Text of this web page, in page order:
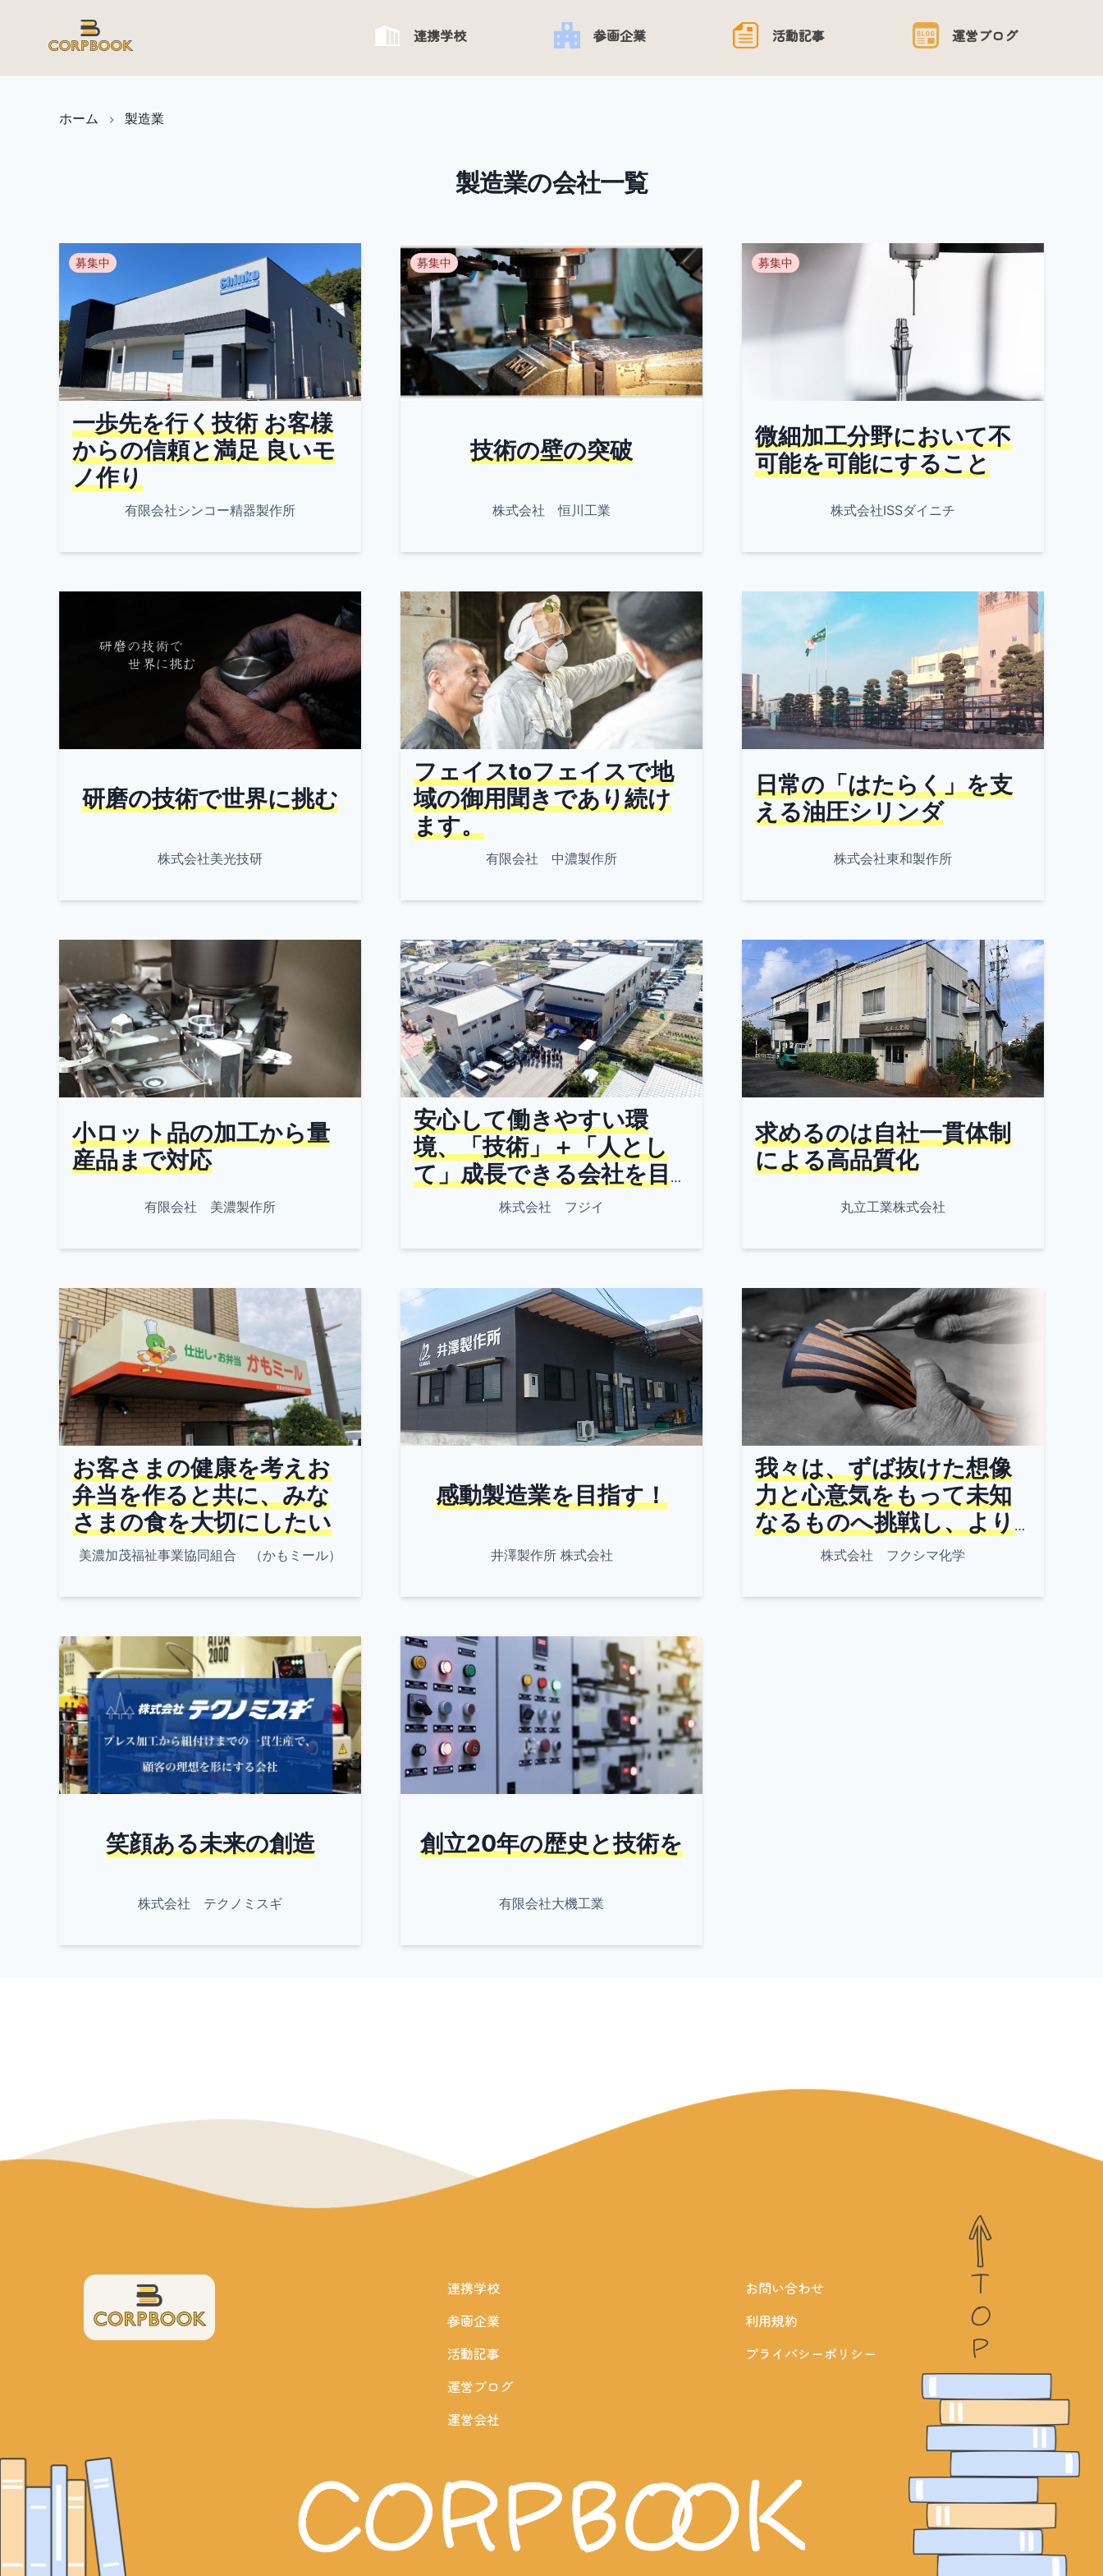
連携学校 参画企業 活動記事 運営ブログ
ホーム 製造業
製造業の会社一覧
募集中
一歩先を行く技術 お客様
からの信頼と満足 良いモ
ノ作り
有限会社シンコー精器製作所
募集中
技術の壁の突破
株式会社 恒川工業
募集中
微細加工分野において不
可能を可能にすること
株式会社ISSダイニチ
研磨の技術で世界に挑む
株式会社美光技研
フェイスtoフェイスで地
域の御用聞きであり続け
ます。
有限会社 中濃製作所
日常の「はたらく」を支
える油圧シリンダ
株式会社東和製作所
小ロット品の加工から量
産品まで対応
有限会社 美濃製作所
安心して働きやすい環
境、「技術」＋「人とし
て」成長できる会社を目
指します株式会社 フジイ
求めるのは自社一貫体制
による高品質化
丸立工業株式会社
お客さまの健康を考えお
弁当を作ると共に、みな
さまの食を大切にしたい
美濃加茂福祉事業協同組合 （かもミール）
感動製造業を目指す！
井澤製作所 株式会社
我々は、ずば抜けた想像
力と心意気をもって未知
なるものへ挑戦し、より
よい世界をつくる主人公
株式会社 フクシマ化学
笑顔ある未来の創造
株式会社 テクノミスギ
創立20年の歴史と技術を
有限会社大機工業
連携学校
参画企業
活動記事
運営ブログ
運営会社
お問い合わせ
利用規約
プライバシーポリシー
TOP